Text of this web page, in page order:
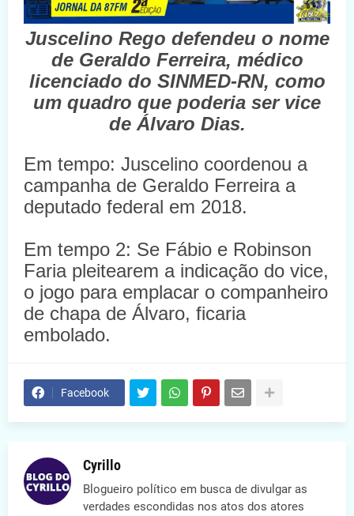
Juscelino Rego defendeu o nome
de Geraldo Ferreira, médico
licenciado do SINMED-RN, como
um quadro que poderia ser vice
de Álvaro Dias.
Em tempo: Juscelino coordenou a
campanha de Geraldo Ferreira a
deputado federal em 2018.
Em tempo 2: Se Fábio e Robinson
Faria pleitearem a indicação do vice,
o jogo para emplacar o companheiro
de chapa de Álvaro, ficaria
embolado.
Facebook
Cyrillo
Blogueiro político em busca de divulgar as
verdades escondidas nos atos dos atores